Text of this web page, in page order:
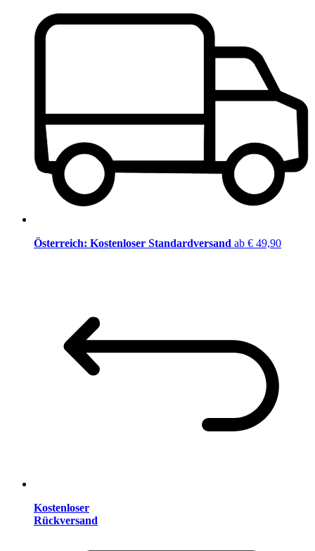
Österreich: Kostenloser Standardversand ab € 49,90
Kostenloser
Rückversand